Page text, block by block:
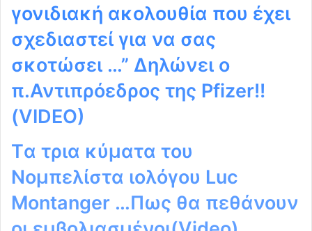
γονιδιακή ακολουθία που έχει
σχεδιαστεί για να σας
σκοτώσει …” Δηλώνει ο
π.Αντιπρόεδρος της Pfizer!!
(VIDEO)
Tα τρια κύματα του
Noμπελίστα ιολόγου Luc
Montanger …Πως θα πεθάνουν